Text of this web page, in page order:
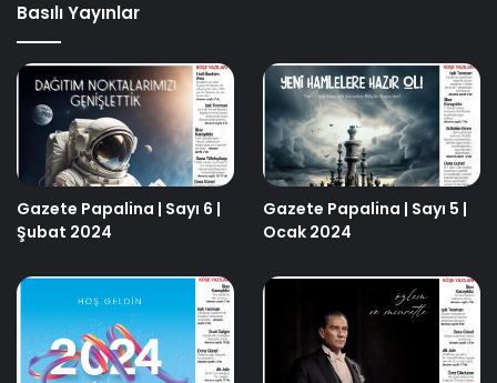
Basılı Yayınlar
Gazete Papalina | Sayı 6 |
Şubat 2024
Gazete Papalina | Sayı 5 |
Ocak 2024